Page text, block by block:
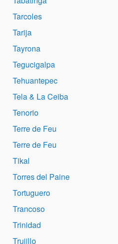
Tarcoles
Tarija
Tayrona
Tegucigalpa
Tehuantepec
Tela & La Ceiba
Tenorio
Terre de Feu
Terre de Feu
Tikal
Torres del Paine
Tortuguero
Trancoso
Trinidad
Trujillo